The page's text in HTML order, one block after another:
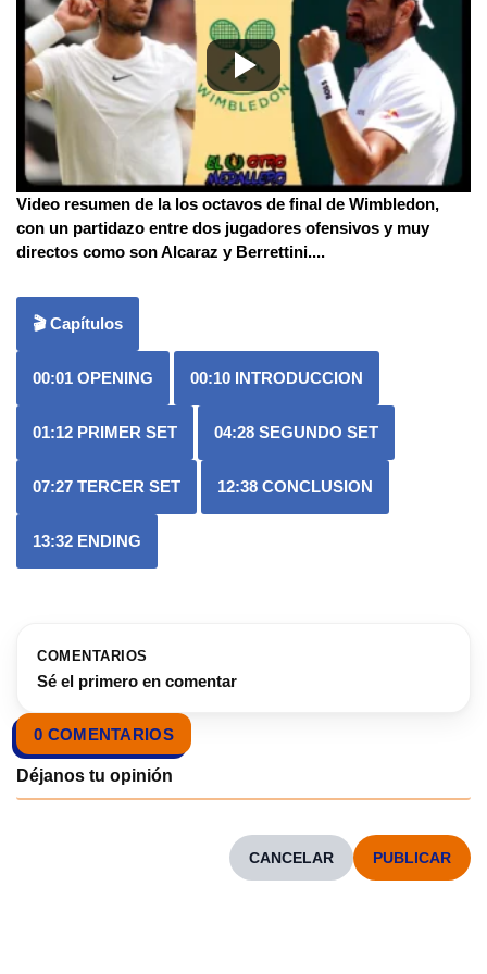
Video resumen de la los octavos de final de Wimbledon,
con un partidazo entre dos jugadores ofensivos y muy
directos como son Alcaraz y Berrettini....
🎬 Capítulos
00:01 OPENING 00:10 INTRODUCCION
01:12 PRIMER SET 04:28 SEGUNDO SET
07:27 TERCER SET 12:38 CONCLUSION
13:32 ENDING
COMENTARIOS
Sé el primero en comentar
0 COMENTARIOS
CANCELAR